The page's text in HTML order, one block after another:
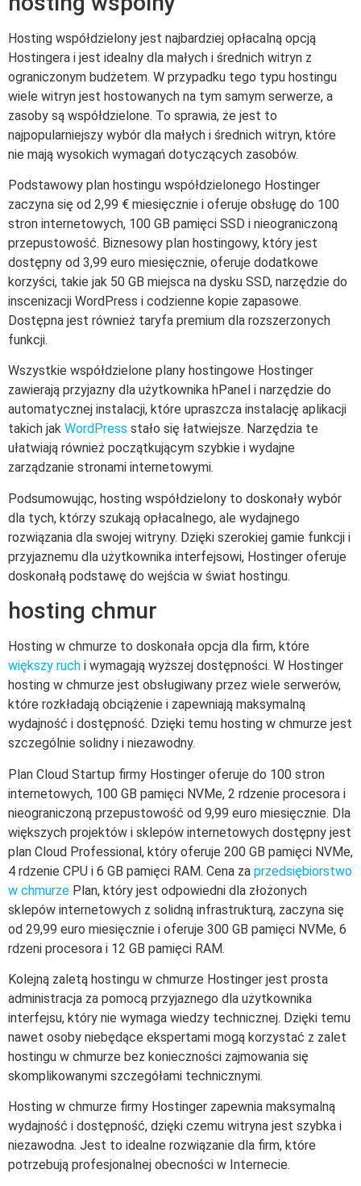
Hosting współdzielony jest najbardziej opłacalną opcją
Hostingera i jest idealny dla małych i średnich witryn z
ograniczonym budżetem. W przypadku tego typu hostingu
wiele witryn jest hostowanych na tym samym serwerze, a
zasoby są współdzielone. To sprawia, że jest to
najpopularniejszy wybór dla małych i średnich witryn, które
nie mają wysokich wymagań dotyczących zasobów.
Podstawowy plan hostingu współdzielonego Hostinger
zaczyna się od 2,99 € miesięcznie i oferuje obsługę do 100
stron internetowych, 100 GB pamięci SSD i nieograniczoną
przepustowość. Biznesowy plan hostingowy, który jest
dostępny od 3,99 euro miesięcznie, oferuje dodatkowe
korzyści, takie jak 50 GB miejsca na dysku SSD, narzędzie do
inscenizacji WordPress i codzienne kopie zapasowe.
Dostępna jest również taryfa premium dla rozszerzonych
funkcji.
Wszystkie współdzielone plany hostingowe Hostinger
zawierają przyjazny dla użytkownika hPanel i narzędzie do
automatycznej instalacji, które upraszcza instalację aplikacji
takich jak WordPress stało się łatwiejsze. Narzędzia te
ułatwiają również początkującym szybkie i wydajne
zarządzanie stronami internetowymi.
Podsumowując, hosting współdzielony to doskonały wybór
dla tych, którzy szukają opłacalnego, ale wydajnego
rozwiązania dla swojej witryny. Dzięki szerokiej gamie funkcji i
przyjaznemu dla użytkownika interfejsowi, Hostinger oferuje
doskonałą podstawę do wejścia w świat hostingu.
hosting chmur
Hosting w chmurze to doskonała opcja dla firm, które
większy ruch i wymagają wyższej dostępności. W Hostinger
hosting w chmurze jest obsługiwany przez wiele serwerów,
które rozkładają obciążenie i zapewniają maksymalną
wydajność i dostępność. Dzięki temu hosting w chmurze jest
szczególnie solidny i niezawodny.
Plan Cloud Startup firmy Hostinger oferuje do 100 stron
internetowych, 100 GB pamięci NVMe, 2 rdzenie procesora i
nieograniczoną przepustowość od 9,99 euro miesięcznie. Dla
większych projektów i sklepów internetowych dostępny jest
plan Cloud Professional, który oferuje 200 GB pamięci NVMe,
4 rdzenie CPU i 6 GB pamięci RAM. Cena za przedsiębiorstwo
w chmurze Plan, który jest odpowiedni dla złożonych
sklepów internetowych z solidną infrastrukturą, zaczyna się
od 29,99 euro miesięcznie i oferuje 300 GB pamięci NVMe, 6
rdzeni procesora i 12 GB pamięci RAM.
Kolejną zaletą hostingu w chmurze Hostinger jest prosta
administracja za pomocą przyjaznego dla użytkownika
interfejsu, który nie wymaga wiedzy technicznej. Dzięki temu
nawet osoby niebędące ekspertami mogą korzystać z zalet
hostingu w chmurze bez konieczności zajmowania się
skomplikowanymi szczegółami technicznymi.
Hosting w chmurze firmy Hostinger zapewnia maksymalną
wydajność i dostępność, dzięki czemu witryna jest szybka i
niezawodna. Jest to idealne rozwiązanie dla firm, które
potrzebują profesjonalnej obecności w Internecie.